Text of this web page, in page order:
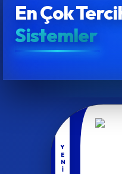
En Çok
Sistemler
YENI